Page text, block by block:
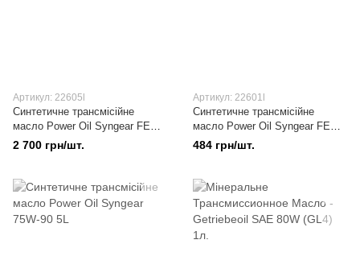
Артикул: 22605l
Синтетичне трансмісійне
масло Power Oil Syngear FE
75W-80 5L
2 700 грн/шт.
Артикул: 22601l
Синтетичне трансмісійне
масло Power Oil Syngear FE
75W-80 1L
484 грн/шт.